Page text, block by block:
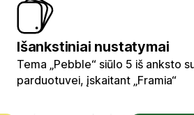
Išankstiniai nustatymai
Tema „Pebble“ siūlo 5 iš anksto
parduotuvei, įskaitant „Framia“